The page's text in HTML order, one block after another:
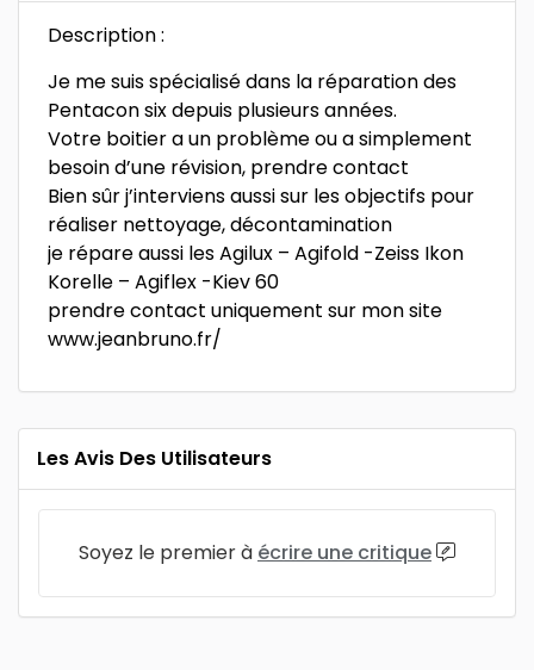
Description :
Je me suis spécialisé dans la réparation des
Pentacon six depuis plusieurs années.
Votre boitier a un problème ou a simplement
besoin d’une révision, prendre contact
Bien sûr j’interviens aussi sur les objectifs pour
réaliser nettoyage, décontamination
je répare aussi les Agilux – Agifold -Zeiss Ikon
Korelle – Agiflex -Kiev 60
prendre contact uniquement sur mon site
www.jeanbruno.fr/
Les Avis Des Utilisateurs
Soyez le premier à écrire une critique